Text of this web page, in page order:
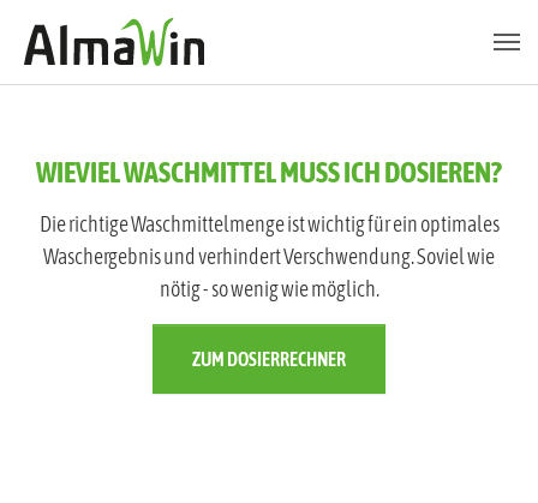
Zum Hauptinhalt springen
Skip to page footer
WIEVIEL WASCHMITTEL MUSS ICH DOSIEREN?
Die richtige Waschmittelmenge ist wichtig für ein optimales
Waschergebnis und verhindert Verschwendung. Soviel wie
nötig - so wenig wie möglich.
ZUM DOSIERRECHNER